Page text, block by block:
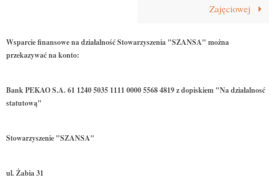
Zajęciowej
Wsparcie finansowe na działalność Stowarzyszenia "SZANSA" można
przekazywać na konto:
Bank PEKAO S.A. 61 1240 5035 1111 0000 5568 4819 z dopiskiem "Na działalnosć
statutową"
Stowarzyszenie "SZANSA"
ul. Żabia 31